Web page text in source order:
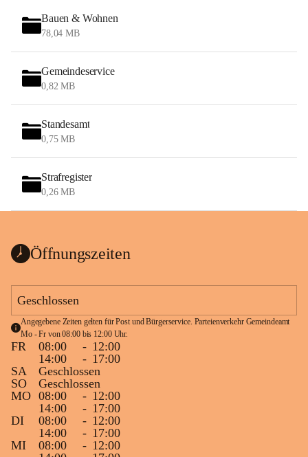
Bauen & Wohnen
78,04 MB
Gemeindeservice
0,82 MB
Standesamt
0,75 MB
Strafregister
0,26 MB
Öffnungszeiten
Geschlossen
Angegebene Zeiten gelten für Post und Bürgerservice. Parteienverkehr Gemeindeamt
Mo - Fr von 08:00 bis 12:00 Uhr.
FR 08:00 - 12:00
14:00
- 17:00
SA
Geschlossen
SO
Geschlossen
MO 08:00 - 12:00
14:00
- 17:00
DI
08:00 - 12:00
14:00
- 17:00
MI
08:00 - 12:00